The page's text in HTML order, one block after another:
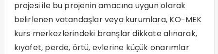
projesi ile bu projenin amacına uygun olarak
belirlenen vatandaşlar veya kurumlara, KO-MEK
kurs merkezlerindeki branşlar dikkate alınarak,
kıyafet, perde, örtü, evlerine küçük onarımlar